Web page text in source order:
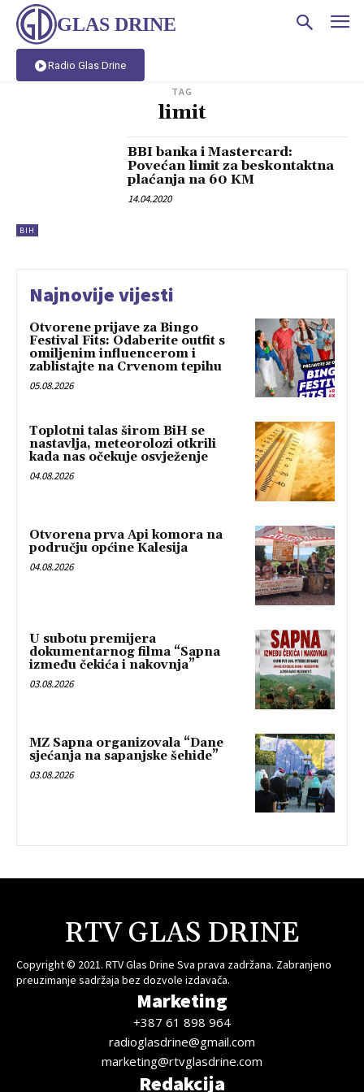
GLAS DRINE
Radio Glas Drine
TAG
limit
BIH
BBI banka i Mastercard:
Povećan limit za beskontaktna
plaćanja na 60 KM
14.04.2020
Najnovije vijesti
Otvorene prijave za Bingo
Festival Fits: Odaberite outfit s
omiljenim influencerom i
zablistajte na Crvenom tepihu
05.08.2026
Toplotni talas širom BiH se
nastavlja, meteorolozi otkrili
kada nas očekuje osvježenje
04.08.2026
Otvorena prva Api komora na
području općine Kalesija
04.08.2026
U subotu premijera
dokumentarnog filma “Sapna
između čekića i nakovnja”
03.08.2026
MZ Sapna organizovala “Dane
sjećanja na sapanjske šehide”
03.08.2026
RTV GLAS DRINE
Copyright © 2021. RTV Glas Drine Sva prava zadržana. Zabranjeno
preuzimanje sadržaja bez dozvole izdavača.
Marketing
+387 61 898 964
radioglasdrine@gmail.com
marketing@rtvglasdrine.com
Redakcija